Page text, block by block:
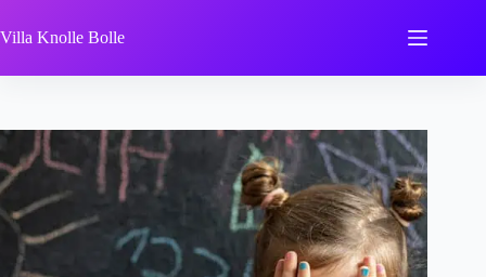
Inhalt
springen
Villa Knolle Bolle